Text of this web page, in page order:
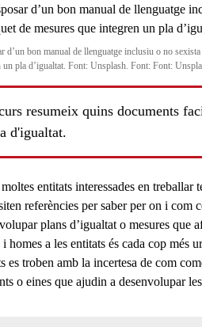
d’un bon manual de llenguatge inclusiu o no
un pla d’igualtat. Font: Unsplash. Font: Font:
resumeix quins documents
d'igualtat.
entitats interessades en treballar
referències per saber per on i com
plans d’igualtato mesures que
i homes a les entitats és cada cop més
es troben amb la incertesa de com
o eines que ajudin a desenvolupar